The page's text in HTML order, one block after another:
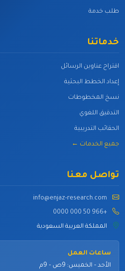
طلب خدمة
خدماتنا
اقتراح عناوين الرسائل
إعداد الخطط البحثية
نسخ المخطوطات
التدقيق اللغوي
الحقائب التدريبية
جميع الخدمات ←
تواصل معنا
info@enjaz-research.com
+966 50 000 0000
المملكة العربية السعودية
ساعات العمل
الأحد – الخميس: 9ص – 9م